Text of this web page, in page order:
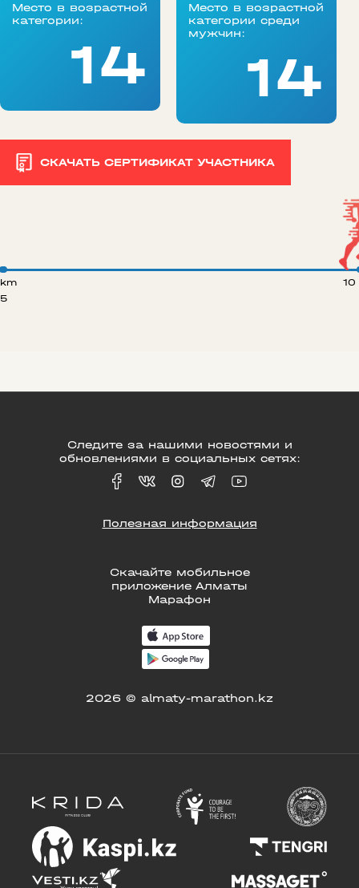
Место в возрастной
категории:
14
Место в возрастной
категории среди
мужчин:
14
СКАЧАТЬ СЕРТИФИКАТ УЧАСТНИКА
5
10
Скачайте мобильное
приложение Алматы
Марафон
2026 © almaty-marathon.kz
Следите за нашими новостями и
обновлениями в социальных сетях:
Полезная информация